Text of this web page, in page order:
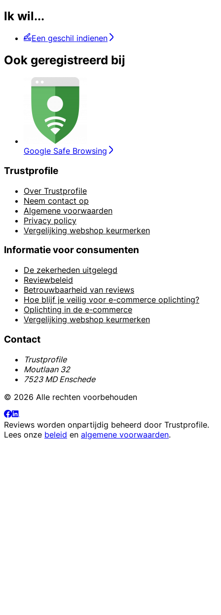
Ik wil...
Een geschil indienen
Ook geregistreerd bij
Google Safe Browsing
Trustprofile
Over Trustprofile
Neem contact op
Algemene voorwaarden
Privacy policy
Vergelijking webshop keurmerken
Informatie voor consumenten
De zekerheden uitgelegd
Reviewbeleid
Betrouwbaarheid van reviews
Hoe blijf je veilig voor e-commerce oplichting?
Oplichting in de e-commerce
Vergelijking webshop keurmerken
Contact
Trustprofile
Moutlaan 32
7523 MD Enschede
© 2026 Alle rechten voorbehouden
Reviews worden onpartijdig beheerd door Trustprofile.
Lees onze beleid en algemene voorwaarden.